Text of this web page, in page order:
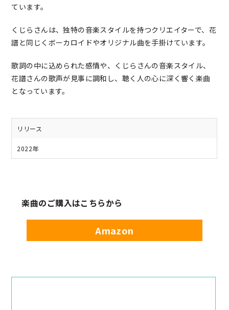
ています。
くじらさんは、独特の音楽スタイルを持つクリエイターで、花
譜と同じくボーカロイドやオリジナル曲を手掛けています。
歌詞の中に込められた感情や、くじらさんの音楽スタイル、
花譜さんの歌声が見事に調和し、聴く人の心に深く響く楽曲
となっています。
リリース
2022年
楽曲のご購入はこちらから
Amazon